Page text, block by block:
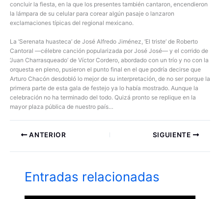
concluir la fiesta, en la que los presentes también cantaron, encendieron
la lámpara de su celular para corear algún pasaje o lanzaron
exclamaciones típicas del regional mexicano.
La ‘Serenata huasteca’ de José Alfredo Jiménez, ‘El triste’ de Roberto
Cantoral —célebre canción popularizada por José José— y el corrido de
‘Juan Charrasqueado’ de Víctor Cordero, abordado con un trío y no con la
orquesta en pleno, pusieron el punto final en el que podría decirse que
Arturo Chacón desdobló lo mejor de su interpretación, de no ser porque la
primera parte de esta gala de festejo ya lo había mostrado. Aunque la
celebración no ha terminado del todo. Quizá pronto se replique en la
mayor plaza pública de nuestro país…
ANTERIOR SIGUIENTE
Entradas relacionadas